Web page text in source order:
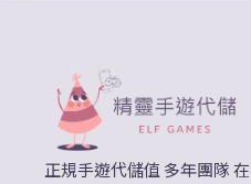
正規手遊代儲值 多年團隊